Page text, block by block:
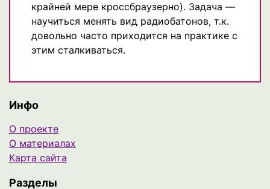
крайней мере кроссбраузерно). Задача —
научиться менять вид радиобатонов, т.к.
довольно часто приходится на практике с
этим сталкиваться.
Инфо
О проекте
О материалах
Карта сайта
Разделы